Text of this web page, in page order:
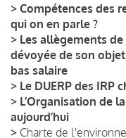
> Compétences des
qui on en parle ?
> Les allègements
dévoyée de son
bas salaire
> Le DUERP des IRP
> L’Organisation de
aujourd’hui
> Charte de